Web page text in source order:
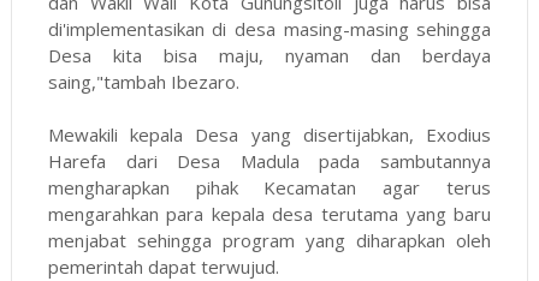
di'implementasikan di desa masing-masing sehingga
Desa kita bisa maju, nyaman dan berdaya
saing,"tambah Ibezaro.
Mewakili kepala Desa yang disertijabkan, Exodius
Harefa dari Desa Madula pada sambutannya
mengharapkan pihak Kecamatan agar terus
mengarahkan para kepala desa terutama yang baru
menjabat sehingga program yang diharapkan oleh
pemerintah dapat terwujud.